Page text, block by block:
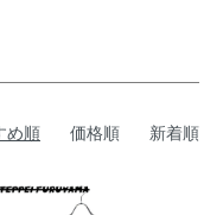
め順 価格順 新着順